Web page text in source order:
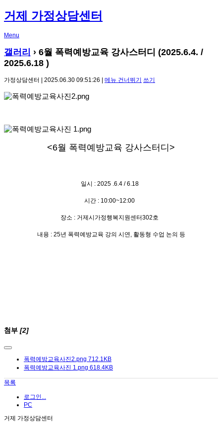
거제 가정상담센터
Menu
갤러리 › 6월 폭력예방교육 강사스터디 (2025.6.4. /
2025.6.18 )
가정상담센터 | 2025.06.30 09:51:26 | 메뉴 건너뛰기 쓰기
<6월 폭력예방교육 강사스터디 >
일시 : 2025 .6.4 / 6.18
시간 : 10:00~12:00
장소 : 거제시가정행복지원센터302호
내용 : 25년 폭력예방교육 강의 시연 , 활동형 수업 논의 등
첨부 [2]
폭력예방교육사진2.png 712.1KB
폭력예방교육사진 1.png 618.4KB
목록
로그인...
PC
거제 가정상담센터